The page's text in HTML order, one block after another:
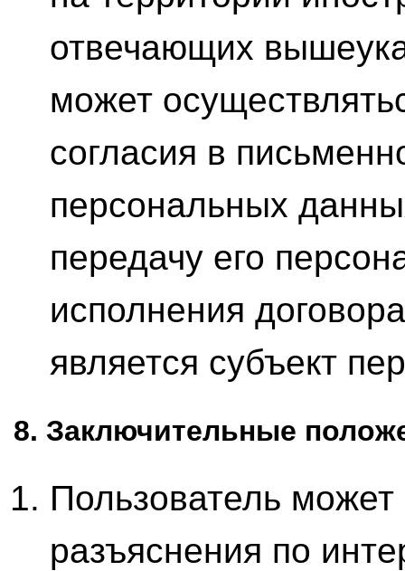
отвечающих
может
согласия в
персональных
передачу его
исполнения
является субъект
8. Заключительные
Пользователь
разъяснения по